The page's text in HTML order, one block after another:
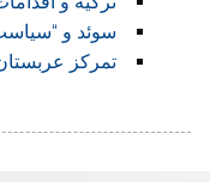
سوئد و
تمرکز